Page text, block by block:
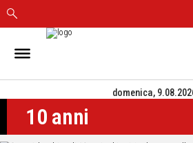
IN
CAGLIARI
SASSARI
NUORO
domenica,
10 anni